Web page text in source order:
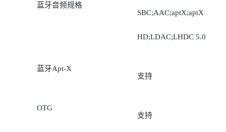
蓝牙音频规格
SBC;AAC;aptX;aptX
HD;LDAC;LHDC 5.0
蓝牙Apt-X
支持
OTG
支持